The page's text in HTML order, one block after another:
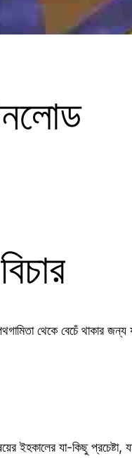
থেকে বেচেঁ থাকার
ইহকালের যা-কিছু